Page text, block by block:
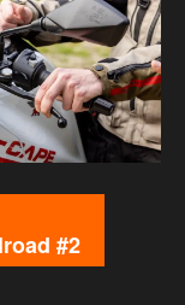
#2